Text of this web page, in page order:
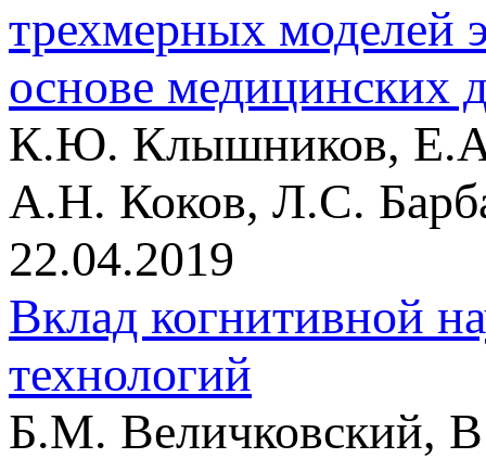
трехмерных моделей
основе медицинских
К.Ю. Клышников, Е.А.
А.Н. Коков, Л.С.
22.04.2019
Вклад когнитивной
технологий
Б.М. Величковский,